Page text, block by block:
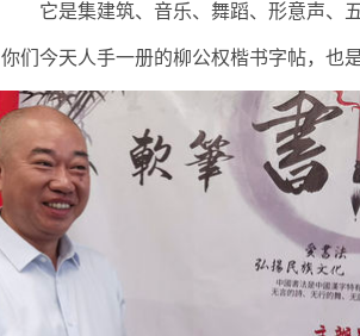
它是集建筑、音乐、舞蹈、形意声、
你们今天人手一册的柳公权楷书字帖，